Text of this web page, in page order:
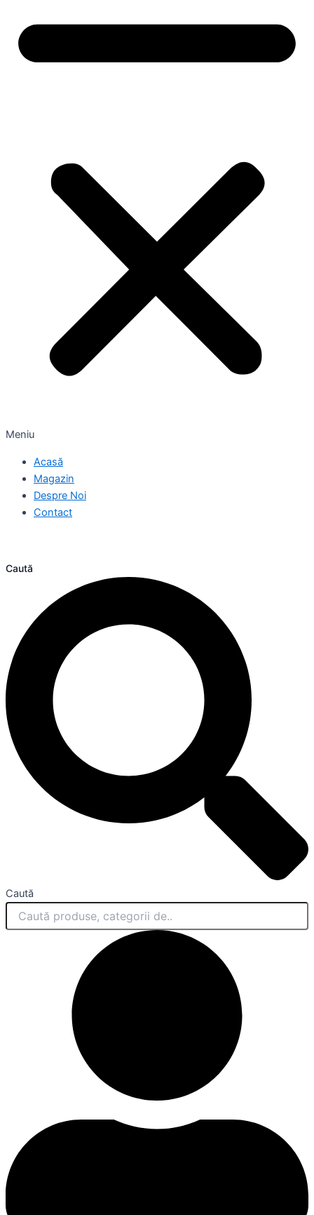
Meniu
Acasă
Magazin
Despre Noi
Contact
Caută
Caută